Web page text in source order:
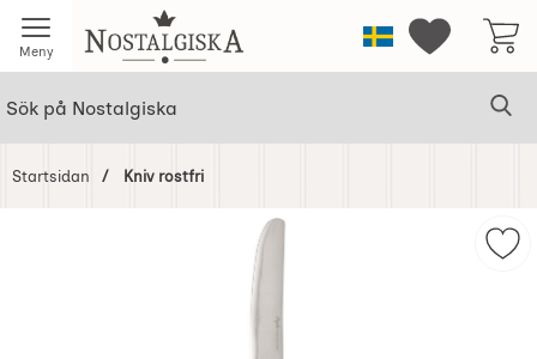
Meny Startsidan för NostalgiskaSverigeMina
Startsidan Kniv rostfri